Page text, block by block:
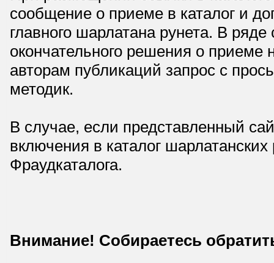
сообщение о приеме в каталог и
главного шарлатана рунета. В
окончательного решения о приеме
авторам публикаций запрос с
методик.
В случае, если представленный
включения в каталог
Фраудкаталога.
Внимание! Собираетесь